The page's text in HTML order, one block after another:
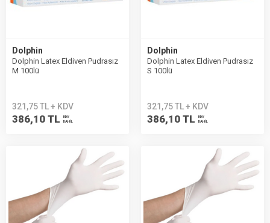
Dolphin
Dolphin Latex Eldiven Pudrasız
M 100lü
321,75 TL + KDV
386,10 TL
KDV
DAHİL
Dolphin
Dolphin Latex Eldiven Pudrasız
S 100lü
321,75 TL + KDV
386,10 TL
KDV
DAHİL